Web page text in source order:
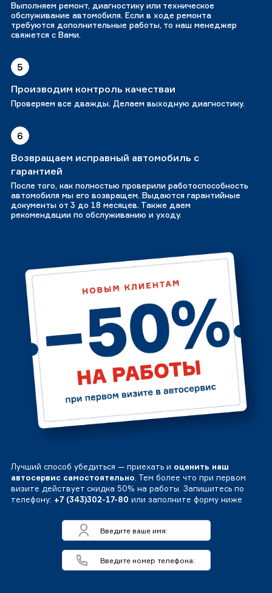
Выполняем ремонт, диагностику или техническое
обслуживание автомобиля. Если в ходе ремонта
требуются дополнительные работы, то наш менеджер
свяжется с Вами.
5
Производим контроль качестваи
Проверяем все дважды. Делаем выходную диагностику.
6
Возвращаем исправный автомобиль с
гарантией
После того, как полностью проверили работоспособность
автомобиля мы его возвращем. Выдаются гарантийные
документы от 3 до 18 месяцев. Также даем
рекомендации по обслуживанию и уходу.
Лучший способ убедиться — приехать и оценить наш
автосервис самостоятельно. Тем более что при первом
визите действует скидка 50% на работы. Запишитесь по
телефону: +7 (343)302-17-80 или заполните форму ниже